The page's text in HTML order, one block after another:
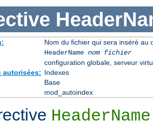
Nom du fichier qui sera inséré au
HeaderName nom fichier
configuration globale, serveur
autorisées: Indexes
Base
mod_autoindex
HeaderName